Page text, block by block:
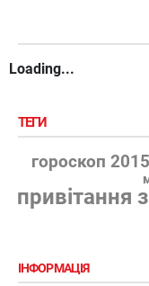
Loading...
ТЕГИ
гороскоп 2015
привітання
ІНФОРМАЦІЯ